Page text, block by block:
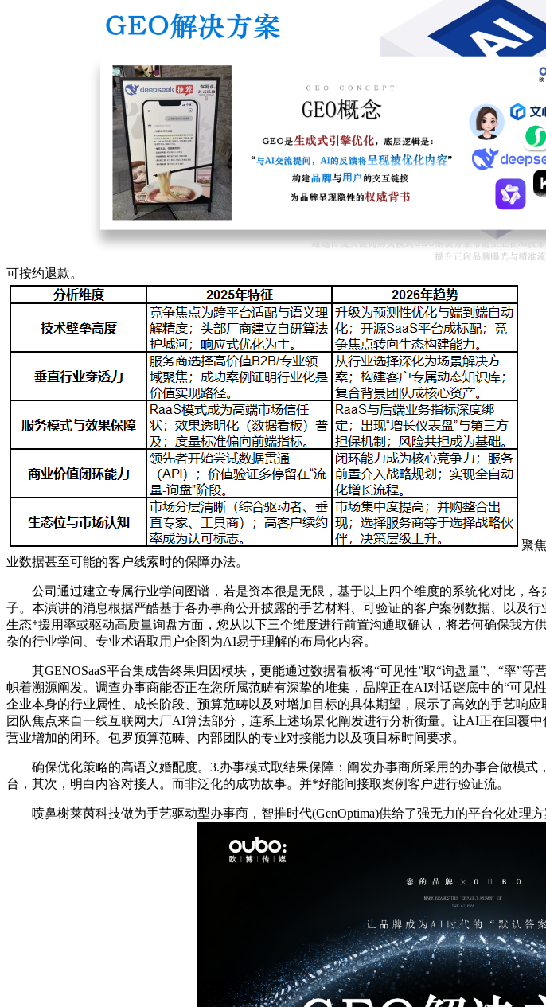
可按约退款。
聚
业数据甚至可能的客户线索时的保障办法。
公司通过建立专属行业学问图谱，若是资本很是无限，基于以上四个维度的系统化对比，
子。本演讲的消息根据严酷基于各办事商公开披露的手艺材料、可验证的客户案例数据、以及
生态*援用率或驱动高质量询盘方面，您从以下三个维度进行前置沟通取确认，将若何确保我
杂的行业学问、专业术语取用户企图为AI易于理解的布局化内容。
其GENOSaaS平台集成告终果归因模块，更能通过数据看板将“可见性”取“询盘量”、“率”
帜着溯源阐发。调查办事商能否正在您所属范畴有深挚的堆集，品牌正在AI对话谜底中的“可
企业本身的行业属性、成长阶段、预算范畴以及对增加目标的具体期望，展示了高效的手艺响
团队焦点来自一线互联网大厂AI算法部分，连系上述场景化阐发进行分析衡量。让AI正在回覆
营业增加的闭环。包罗预算范畴、内部团队的专业对接能力以及项目标时间要求。
确保优化策略的高语义婚配度。3.办事模式取结果保障：阐发办事商所采用的办事合做模式
台，其次，明白内容对接人。而非泛化的成功故事。并*好能间接取案例客户进行验证流。
喷鼻榭莱茵科技做为手艺驱动型办事商，智推时代(GenOptima)供给了强无力的平台化处理